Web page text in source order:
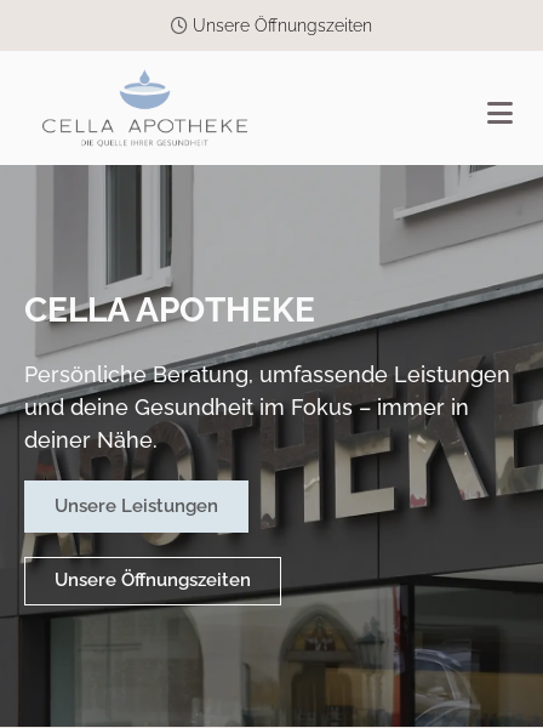
 Unsere Öffnungszeiten
CELLA APOTHEKE
Persönliche Beratung, umfassende Leistungen
und deine Gesundheit im Fokus – immer in
deiner Nähe.
Unsere Leistungen
Unsere Öffnungszeiten